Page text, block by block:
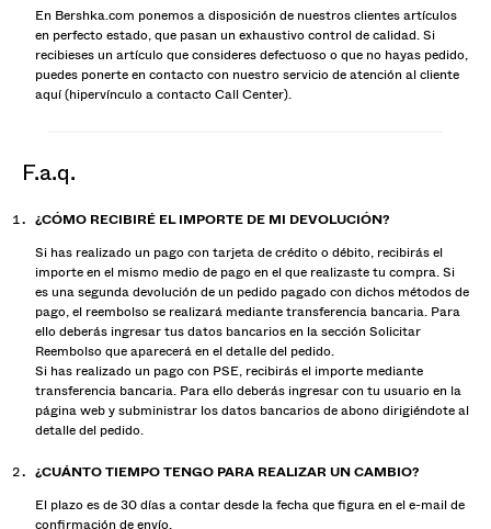
En Bershka.com ponemos a disposición de nuestros clientes artículos
en perfecto estado, que pasan un exhaustivo control de calidad. Si
recibieses un artículo que consideres defectuoso o que no hayas pedido,
puedes ponerte en contacto con nuestro servicio de atención al cliente
aquí (hipervínculo a contacto Call Center).
f.a.q.
¿CÓMO RECIBIRÉ EL IMPORTE DE MI DEVOLUCIÓN?
Si has realizado un pago con tarjeta de crédito o débito, recibirás el
importe en el mismo medio de pago en el que realizaste tu compra. Si
es una segunda devolución de un pedido pagado con dichos métodos de
pago, el reembolso se realizará mediante transferencia bancaria. Para
ello deberás ingresar tus datos bancarios en la sección Solicitar
Reembolso que aparecerá en el detalle del pedido.
Si has realizado un pago con PSE, recibirás el importe mediante
transferencia bancaria. Para ello deberás ingresar con tu usuario en la
página web y subministrar los datos bancarios de abono dirigiéndote al
detalle del pedido.
¿CUÁNTO TIEMPO TENGO PARA REALIZAR UN CAMBIO?
El plazo es de30días a contar desde la fecha que figura en el e-mail de
confirmación de envío.